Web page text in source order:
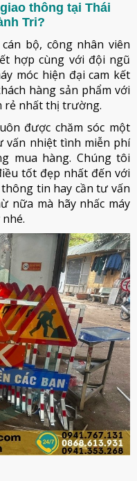
thông tại Thái
Tri?
bộ, công nhân viên
hợp cùng với đội ngũ
móc hiện đại cam kết
hàng sản phẩm với
rẻ nhất thị trường.
được chăm sóc một
vấn nhiệt tình miễn phí
mua hàng. Chúng tôi
tốt đẹp nhất đến với
tin hay cần tư vấn
nữa mà hãy nhấc máy